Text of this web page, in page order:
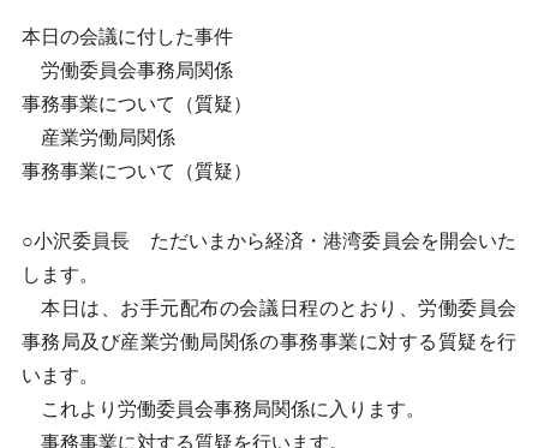
本日の会議に付した事件
労働委員会事務局関係
事務事業について（質疑）
産業労働局関係
事務事業について（質疑）
○小沢委員長 ただいまから経済・港湾委員会を開会いた
します。
本日は、お手元配布の会議日程のとおり、労働委員会
事務局及び産業労働局関係の事務事業に対する質疑を行
います。
これより労働委員会事務局関係に入ります。
事務事業に対する質疑を行います。